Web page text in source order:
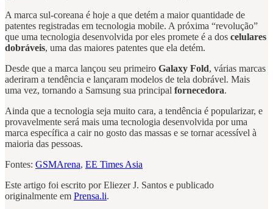
A marca sul-coreana é hoje a que detém a maior quantidade de
patentes registradas em tecnologia mobile. A próxima “revolução”
que uma tecnologia desenvolvida por eles promete é a dos celulares
dobráveis, uma das maiores patentes que ela detém.
Desde que a marca lançou seu primeiro Galaxy Fold, várias marcas
aderiram a tendência e lançaram modelos de tela dobrável. Mais
uma vez, tornando a Samsung sua principal fornecedora.
Ainda que a tecnologia seja muito cara, a tendência é popularizar, e
provavelmente será mais uma tecnologia desenvolvida por uma
marca específica a cair no gosto das massas e se tornar acessível à
maioria das pessoas.
Fontes: GSMArena, EE Times Asia
Este artigo foi escrito por Eliezer J. Santos e publicado
originalmente em Prensa.li.